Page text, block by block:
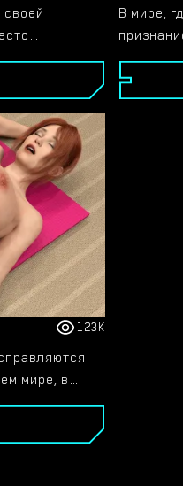
своей
этого
сценарий
В мире,
Алексом
123K
мире, в
в мире,